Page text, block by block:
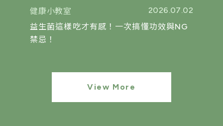
健康小教室
2026.07.02
益生菌這樣吃才有感！一次搞懂功效與NG
禁忌！
View More